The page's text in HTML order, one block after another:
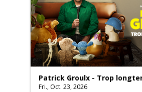
Patrick Groulx - Trop
Fri., Oct. 23, 2026